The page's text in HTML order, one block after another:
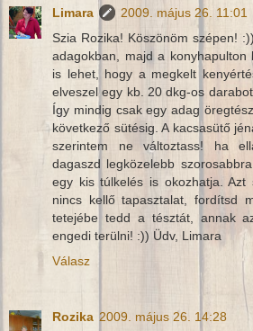
Limara
2009. május 26. 11:01
Szia Rozika! Köszönöm szépen!
adagokban, majd a konyhapulton
is lehet, hogy a megkelt
elveszel egy kb. 20 dkg-os
Így mindig csak egy adag
következő sütésig. A kacsasütő
szerintem ne változtass! ha
dagaszd legközelebb
egy kis túlkelés is okozhatja. Azt
nincs kellő tapasztalat, fordítsd
tetejébe tedd a tésztát, annak
engedi terülni! :)) Üdv, Limara
Válasz
Rozika 2009. május 26. 14:28